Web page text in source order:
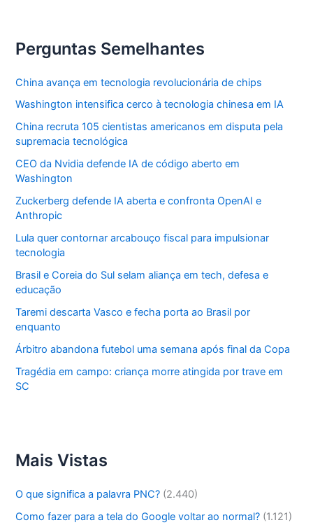
Perguntas Semelhantes
China avança em tecnologia revolucionária de chips
Washington intensifica cerco à tecnologia chinesa em IA
China recruta 105 cientistas americanos em disputa pela
supremacia tecnológica
CEO da Nvidia defende IA de código aberto em
Washington
Zuckerberg defende IA aberta e confronta OpenAI e
Anthropic
Lula quer contornar arcabouço fiscal para impulsionar
tecnologia
Brasil e Coreia do Sul selam aliança em tech, defesa e
educação
Taremi descarta Vasco e fecha porta ao Brasil por
enquanto
Árbitro abandona futebol uma semana após final da Copa
Tragédia em campo: criança morre atingida por trave em
SC
Mais Vistas
O que significa a palavra PNC? (2.440)
Como fazer para a tela do Google voltar ao normal? (1.121)